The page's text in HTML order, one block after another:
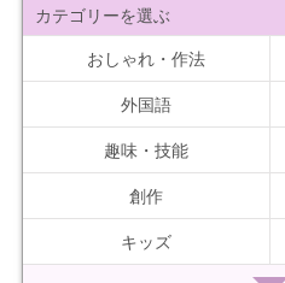
カテゴリーを選ぶ
おしゃれ・作法
外国語
趣味・技能
創作
キッズ